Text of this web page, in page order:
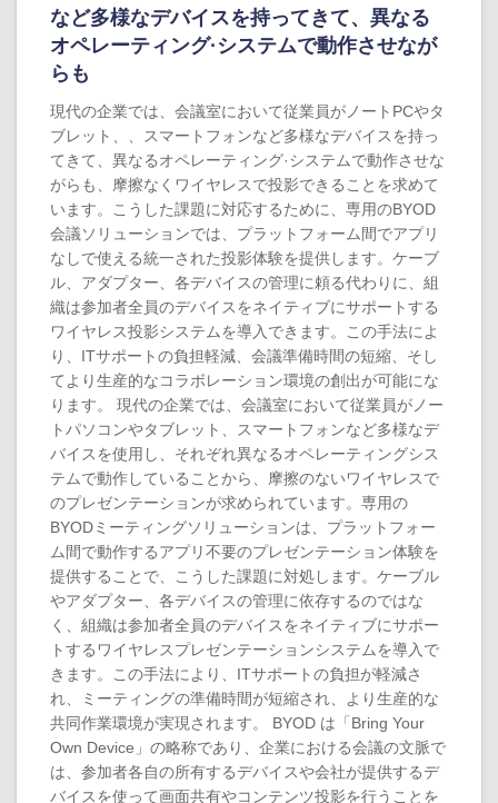
など多様なデバイスを持ってきて、異なる
オペレーティング·システムで動作させなが
らも
現代の企業では、会議室において従業員がノートPCやタ
ブレット、、スマートフォンなど多様なデバイスを持っ
てきて、異なるオペレーティング·システムで動作させな
がらも、摩擦なくワイヤレスで投影できることを求めて
います。こうした課題に対応するために、専用のBYOD
会議ソリューションでは、プラットフォーム間でアプリ
なしで使える統一された投影体験を提供します。ケーブ
ル、アダプター、各デバイスの管理に頼る代わりに、組
織は参加者全員のデバイスをネイティブにサポートする
ワイヤレス投影システムを導入できます。この手法によ
り、ITサポートの負担軽減、会議準備時間の短縮、そし
てより生産的なコラボレーション環境の創出が可能にな
ります。 現代の企業では、会議室において従業員がノー
トパソコンやタブレット、スマートフォンなど多様なデ
バイスを使用し、それぞれ異なるオペレーティングシス
テムで動作していることから、摩擦のないワイヤレスで
のプレゼンテーションが求められています。専用の
BYODミーティングソリューションは、プラットフォー
ム間で動作するアプリ不要のプレゼンテーション体験を
提供することで、こうした課題に対処します。ケーブル
やアダプター、各デバイスの管理に依存するのではな
く、組織は参加者全員のデバイスをネイティブにサポー
トするワイヤレスプレゼンテーションシステムを導入で
きます。この手法により、ITサポートの負担が軽減さ
れ、ミーティングの準備時間が短縮され、より生産的な
共同作業環境が実現されます。 BYOD は「Bring Your
Own Device」の略称であり、企業における会議の文脈で
は、参加者各自の所有するデバイスや会社が提供するデ
バイスを使って画面共有やコンテンツ投影を行うことを